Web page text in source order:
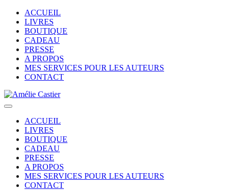
ACCUEIL
LIVRES
BOUTIQUE
CADEAU
PRESSE
A PROPOS
MES SERVICES POUR LES AUTEURS
CONTACT
ACCUEIL
LIVRES
BOUTIQUE
CADEAU
PRESSE
A PROPOS
MES SERVICES POUR LES AUTEURS
CONTACT